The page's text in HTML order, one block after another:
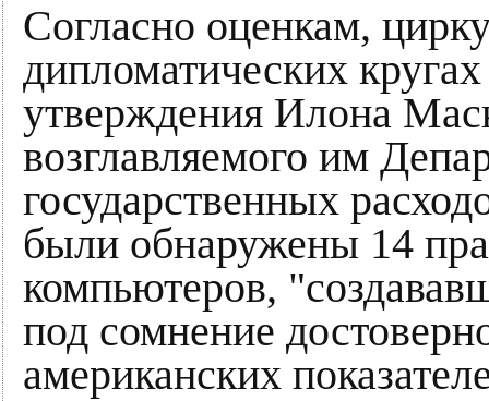
Согласно оценкам,
дипломатических
утверждения Илона
возглавляемого им
государственных
были обнаружены 14
компьютеров,
под сомнение
американских